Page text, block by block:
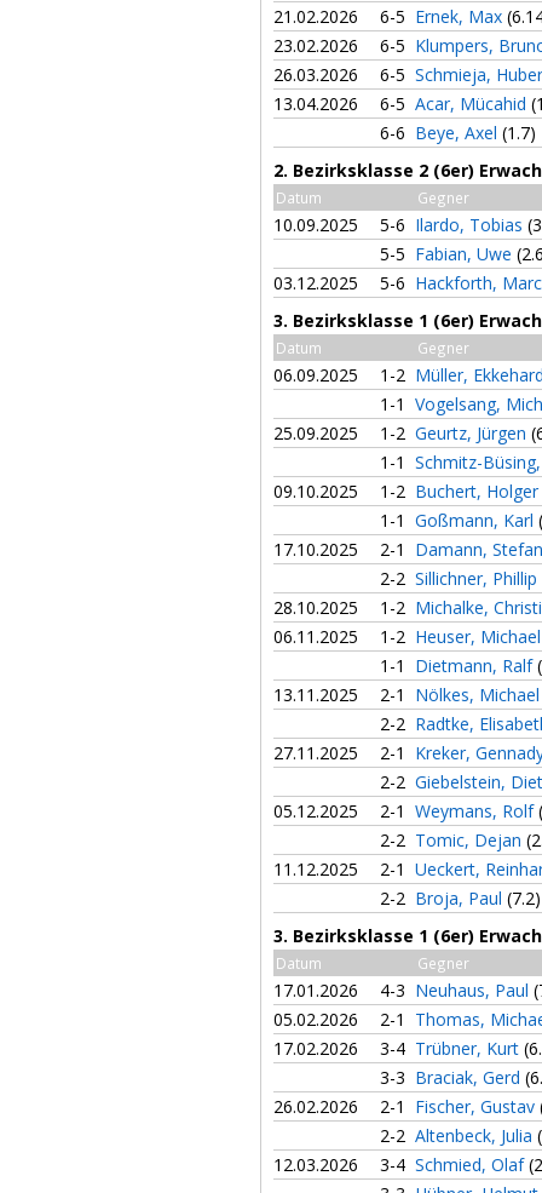
21.02.2026
6-5 Ernek, Max
23.02.2026
6-5 Klumpers,
26.03.2026
6-5 Schmieja,
13.04.2026
6-5 Acar, Mücahid
6-6 Beye, Axel (1.7)
2. Bezirksklasse 2 (6er)
Datum Gegner
10.09.2025 5-6 Ilardo, Tobias
5-5 Fabian, Uwe
03.12.2025
5-6 Hackforth,
3. Bezirksklasse 1 (6er)
Datum Gegner
06.09.2025 1-2 Müller,
1-1 Vogelsang,
25.09.2025
1-2 Geurtz, Jürgen
1-1 Schmitz-
09.10.2025
1-2 Buchert, Holger
1-1 Goßmann, Karl
17.10.2025
2-1
Damann,
2-2 Sillichner, Phillip
28.10.2025
1-2 Michalke,
06.11.2025
1-2 Heuser,
1-1
Dietmann, Ralf
13.11.2025
2-1
Nölkes,
2-2 Radtke,
27.11.2025
2-1
Kreker,
2-2 Giebelstein,
05.12.2025
2-1 Weymans, Rolf
2-2 Tomic, Dejan
11.12.2025
2-1 Ueckert,
2-2 Broja, Paul (7.2)
3. Bezirksklasse 1 (6er)
Datum Gegner
17.01.2026 4-3 Neuhaus, Paul
05.02.2026
2-1
Thomas,
17.02.2026
3-4 Trübner, Kurt
3-3 Braciak, Gerd
26.02.2026
2-1 Fischer, Gustav
2-2 Altenbeck, Julia
12.03.2026
3-4 Schmied, Olaf